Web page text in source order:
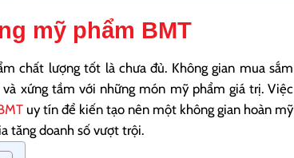
mỹ phẩm BMT
chất lượng tốt là chưa đủ. Không gian mua sắm
xứng tầm với những món mỹ phẩm giá trị. Việc
uy tín để kiến tạo nên một không gian hoàn mỹ
tăng doanh số vượt trội.